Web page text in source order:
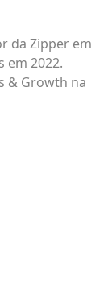
da Zipper em
em 2022.
& Growth na